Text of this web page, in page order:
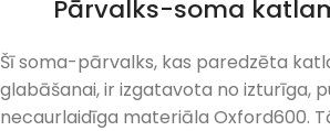
Pārvalks-soma
Šī soma-pārvalks, kas paredzēta
glabāšanai, ir izgatavota no izturīga,
necaurlaidīga materiāla Oxford600.